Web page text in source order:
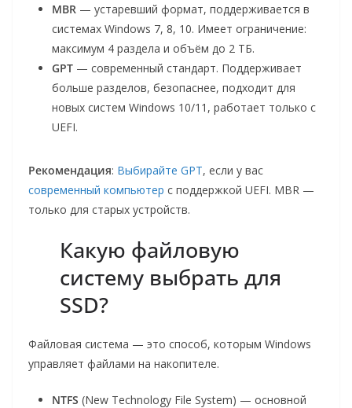
MBR — устаревший формат, поддерживается в
системах Windows 7, 8, 10. Имеет ограничение:
максимум 4 раздела и объём до 2 ТБ.
GPT — современный стандарт. Поддерживает
больше разделов, безопаснее, подходит для
новых систем Windows 10/11, работает только с
UEFI.
Рекомендация: Выбирайте GPT, если у вас
современный компьютер с поддержкой UEFI. MBR —
только для старых устройств.
Какую файловую
систему выбрать для
SSD?
Файловая система — это способ, которым Windows
управляет файлами на накопителе.
NTFS (New Technology File System) — основной